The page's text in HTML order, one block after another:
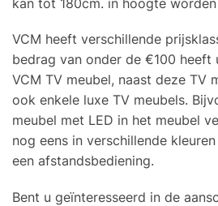
VCM heeft verschillende
bedrag van onder de €100 heeft
VCM TV meubel, naast deze TV
ook enkele luxe TV meubels.
meubel met LED in het meubel
nog eens in verschillende
een afstandsbediening.
Bent u geïnteresseerd in de